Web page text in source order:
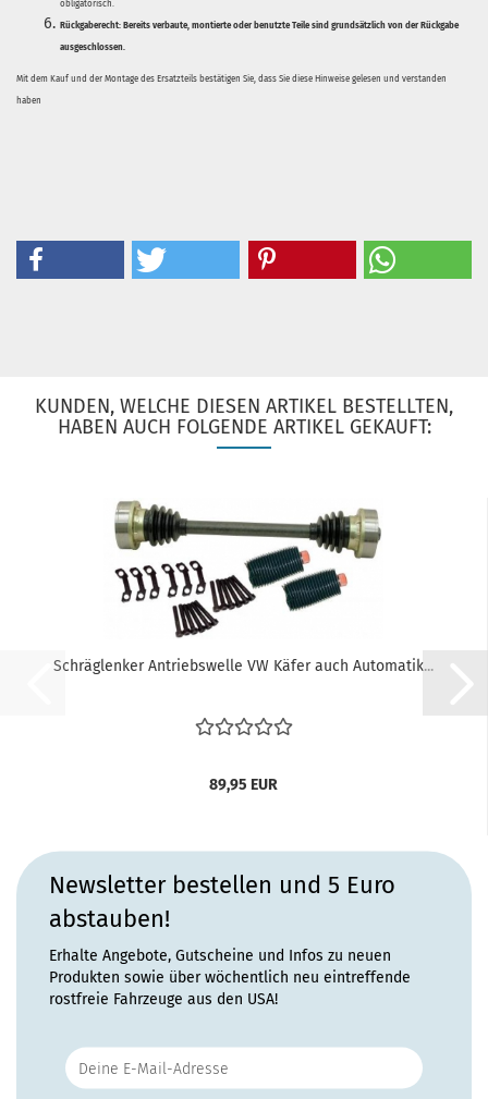
obligatorisch.
Rückgaberecht: Bereits verbaute, montierte oder benutzte Teile sind grundsätzlich von der Rückgabe
ausgeschlossen.
Mit dem Kauf und der Montage des Ersatzteils bestätigen Sie, dass Sie diese Hinweise gelesen und verstanden
haben
KUNDEN, WELCHE DIESEN ARTIKEL BESTELLTEN,
HABEN AUCH FOLGENDE ARTIKEL GEKAUFT:
Schräglenker Antriebswelle VW Käfer auch Automatik...
89,95 EUR
Newsletter bestellen und 5 Euro
abstauben!
Erhalte Angebote, Gutscheine und Infos zu neuen
Produkten sowie über wöchentlich neu eintreffende
rostfreie Fahrzeuge aus den USA!